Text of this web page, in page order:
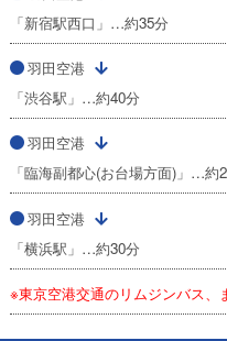
「新宿駅西口」…約35分
羽田空港
「渋谷駅」…約40分
羽田空港
「臨海副都心(お台場方面)」…約
羽田空港
「横浜駅」…約30分
※東京空港交通のリムジンバス、